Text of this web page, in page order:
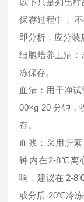
以下只是列出
保存过程中，
即分析，应分装
细胞培养上清
冻保存。
血清：用干净
00×g 20 分钟，
存。
血浆：采用肝
钟内在2-8℃离
响，建议在 2-
或分后-20℃冷冻